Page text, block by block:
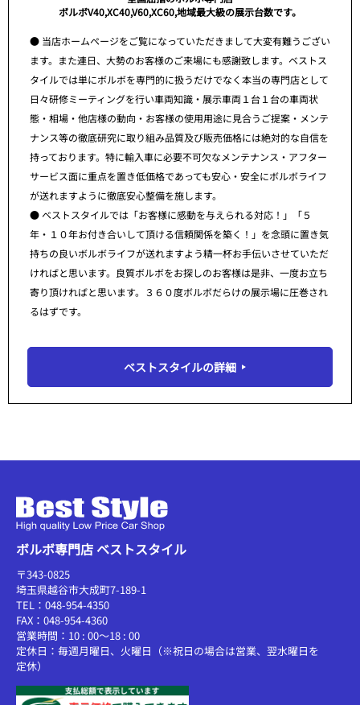
ボルボV40,XC40,V60,XC60,地域最大級の展示台数です。
● 当店ホームページをご覧になっていただきまして大変有難うござい
ます。また連日、大勢のお客様のご来場にも感謝致します。ベストス
タイルでは単にボルボを専門的に扱うだけでなく本当の専門店として
日々研修ミーティングを行い車両知識・展示車両１台１台の車両状
態・相場・他店様の動向・お客様の使用用途に見合うご提案・メンテ
ナンス等の徹底研究に取り組み品質及び販売価格には絶対的な自信を
持っております。特に輸入車に必要不可欠なメンテナンス・アフター
サービス面に重点を置き低価格であっても安心・安全にボルボライフ
が送れますように徹底安心整備を施します。
● ベストスタイルでは「お客様に感動を与えられる対応！」「５
年・１０年お付き合いして頂ける信頼関係を築く！」を念頭に置き気
持ちの良いボルボライフが送れますよう精一杯お手伝いさせていただ
ければと思います。良質ボルボをお探しのお客様は是非、一度お立ち
寄り頂ければと思います。３６０度ボルボだらけの展示場に圧巻され
るはずです。
ベストスタイルの詳細
ボルボ専門店 ベストスタイル
〒343-0825
埼玉県越谷市大成町7-189-1
TEL：048-954-4350
FAX：048-954-4360
営業時間：10 : 00～18 : 00
定休日：毎週月曜日、火曜日（※祝日の場合は営業、翌水曜日を
定休）